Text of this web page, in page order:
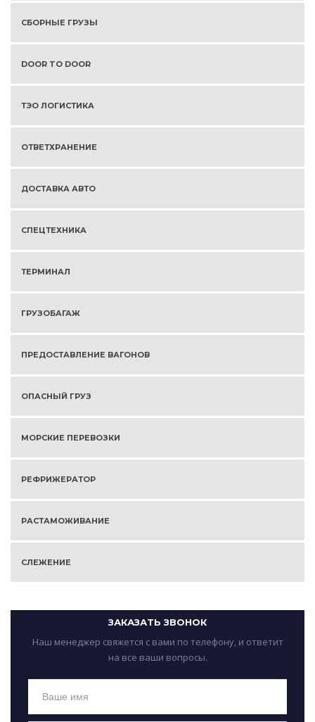
СБОРНЫЕ ГРУЗЫ
DOOR TO DOOR
ТЭО ЛОГИСТИКА
ОТВЕТХРАНЕНИЕ
ДОСТАВКА АВТО
СПЕЦТЕХНИКА
ТЕРМИНАЛ
ГРУЗОБАГАЖ
ПРЕДОСТАВЛЕНИЕ ВАГОНОВ
ОПАСНЫЙ ГРУЗ
МОРСКИЕ ПЕРЕВОЗКИ
РЕФРИЖЕРАТОР
РАСТАМОЖИВАНИЕ
СЛЕЖЕНИЕ
ЗАКАЗАТЬ ЗВОНОК
Наш менеджер свяжется с вами по телефону, и ответит
на все ваши вопросы.